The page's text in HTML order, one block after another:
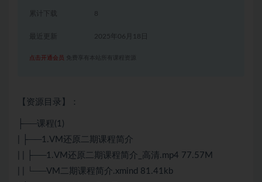
累计下载 8
2025年06月18日
点击开通会员 免费享有本站所有课程资源
【资源目录】：
├──课程(1)
| ├──1.VM还原二期课程简介
| | ├──1.VM还原二期课程简介_高清.mp4 77.57M
| | └──VM二期课程简介.xmind 81.41kb